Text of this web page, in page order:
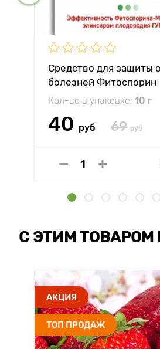
Средство для защиты
болезней Фитоспорин
Кол-во в упаковке: 10 г
40 руб 69 руб
С ЭТИМ
АКЦИЯ
ТОП ПРОДАЖ